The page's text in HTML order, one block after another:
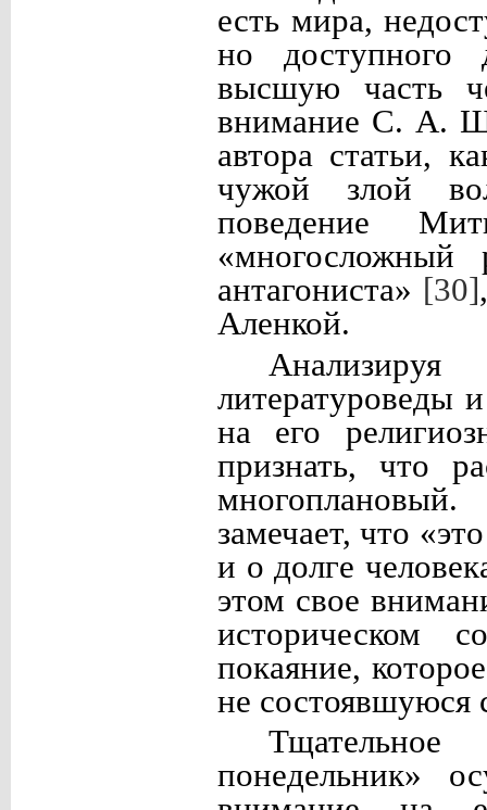
есть мира,
но доступного
высшую часть
внимание С. А.
автора статьи,
чужой злой
поведение
«многосложный
антагониста» [30]
Аленкой.
Анализируя
литературоведы
на его
признать, что
замечает, что
и о долге
этом свое
историческом
покаяние,
не состоявшуюся
Тщательное
понедельник»